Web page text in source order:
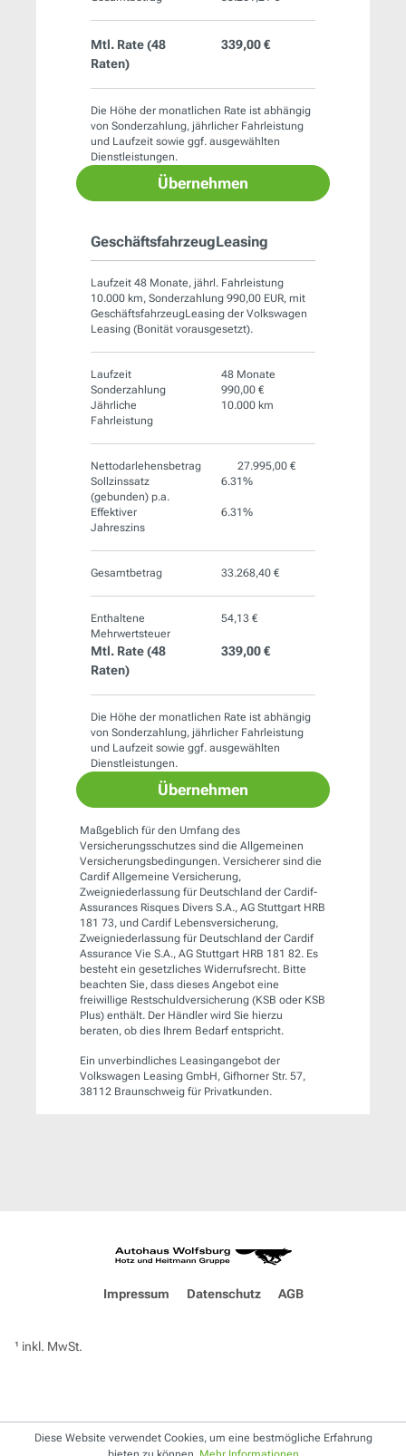
Mtl. Rate (48
Raten)
339,00 €
Die Höhe der monatlichen Rate ist abhängig
von Sonderzahlung, jährlicher Fahrleistung
und Laufzeit sowie ggf. ausgewählten
Dienstleistungen.
Übernehmen
GeschäftsfahrzeugLeasing
Laufzeit 48 Monate, jährl. Fahrleistung
10.000 km, Sonderzahlung 990,00 EUR, mit
GeschäftsfahrzeugLeasing der Volkswagen
Leasing (Bonität vorausgesetzt).
Laufzeit
48 Monate
Sonderzahlung
990,00 €
Jährliche
Fahrleistung
10.000 km
Nettodarlehensbetrag
27.995,00 €
Sollzinssatz
(gebunden) p.a.
6.31%
Effektiver
Jahreszins
6.31%
Gesamtbetrag 33.268,40 €
Enthaltene
Mehrwertsteuer
54,13 €
Mtl. Rate (48
Raten)
339,00 €
Die Höhe der monatlichen Rate ist abhängig
von Sonderzahlung, jährlicher Fahrleistung
und Laufzeit sowie ggf. ausgewählten
Dienstleistungen.
Übernehmen
Maßgeblich für den Umfang des
Versicherungsschutzes sind die Allgemeinen
Versicherungsbedingungen. Versicherer sind die
Cardif Allgemeine Versicherung,
Zweigniederlassung für Deutschland der Cardif-
Assurances Risques Divers S.A., AG Stuttgart HRB
181 73, und Cardif Lebensversicherung,
Zweigniederlassung für Deutschland der Cardif
Assurance Vie S.A., AG Stuttgart HRB 181 82. Es
besteht ein gesetzliches Widerrufsrecht. Bitte
beachten Sie, dass dieses Angebot eine
freiwillige Restschuldversicherung (KSB oder KSB
Plus) enthält. Der Händler wird Sie hierzu
beraten, ob dies Ihrem Bedarf entspricht.
Ein unverbindliches Leasingangebot der
Volkswagen Leasing GmbH, Gifhorner Str. 57,
38112 Braunschweig für Privatkunden.
Impressum Datenschutz AGB
¹ inkl. MwSt.
Diese Website verwendet Cookies, um eine bestmögliche Erfahrung